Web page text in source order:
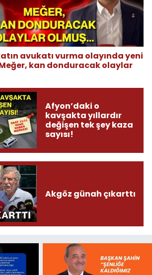
avukatı vurma olayında yeni
kan donduracak olaylar
Afyon’daki o
kavşakta yıllardır
değişen tek şey kaza
sayısı!
Akgöz günah çıkarttı